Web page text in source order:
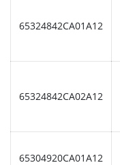
65324842CA01A12
65324842CA02A12
65304920CA01A12